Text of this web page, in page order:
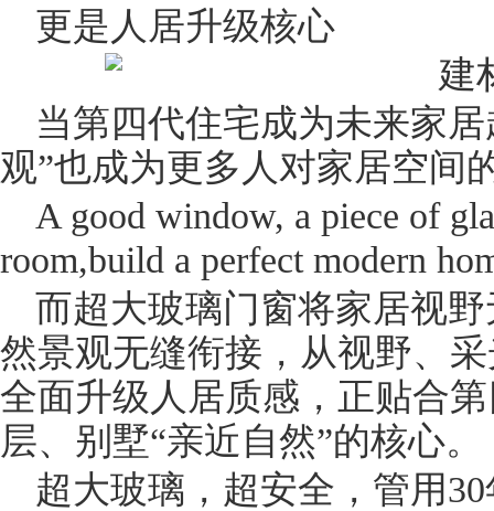
更是人居升级核心
当第四代住宅成为未来家
观”也成为更多人对家居空间
A good window, a piece of
room,build a perfect modern
而超大玻璃门窗将家居视
然景观无缝衔接，从视野、
全面升级人居质感，正贴合
层、别墅“亲近自然”的核心。
超大玻璃，超安全，管用30